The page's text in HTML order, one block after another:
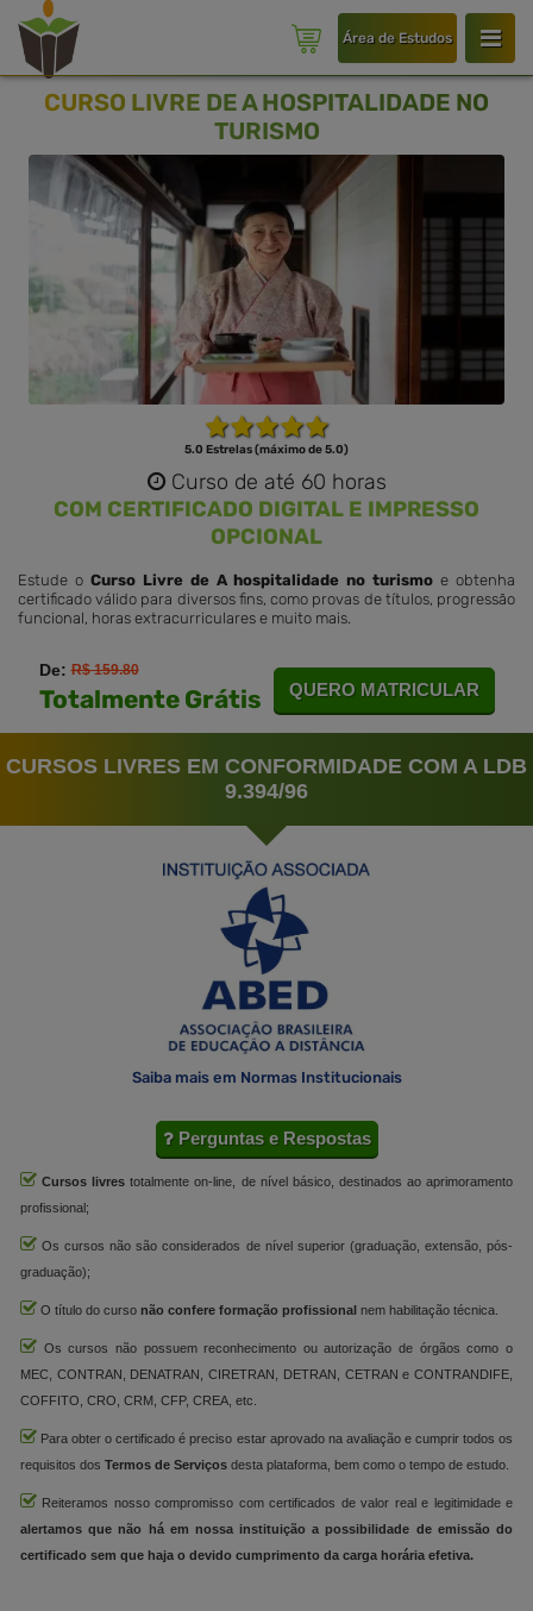
Área de Estudos
CURSO LIVRE DE A HOSPITALIDADE NO
TURISMO
5.0 Estrelas (máximo de 5.0)
Curso de até 60 horas
COM CERTIFICADO DIGITAL E IMPRESSO
OPCIONAL
Estude o Curso Livre de A hospitalidade no turismo e obtenha
certificado válido para diversos fins, como provas de títulos, progressão
funcional, horas extracurriculares e muito mais.
De:R$ 159.80
Totalmente Grátis QUERO MATRICULAR
CURSOS LIVRES EM CONFORMIDADE COM A LDB
9.394/96
Saiba mais em Normas Institucionais
Perguntas e Respostas
Cursos livres totalmente on-line, de nível básico, destinados ao aprimoramento
profissional;
Os cursos não são considerados de nível superior (graduação, extensão, pós-
graduação);
O título do curso não confere formação profissional nem habilitação técnica.
Os cursos não possuem reconhecimento ou autorização de órgãos como o
MEC, CONTRAN, DENATRAN, CIRETRAN, DETRAN, CETRAN e CONTRANDIFE,
COFFITO, CRO, CRM, CFP, CREA, etc.
Para obter o certificado é preciso estar aprovado na avaliação e cumprir todos os
requisitos dos Termos de Serviços desta plataforma, bem como o tempo de estudo.
Reiteramos nosso compromisso com certificados de valor real e legitimidade e
alertamos que não há em nossa instituição a possibilidade de emissão do
certificado sem que haja o devido cumprimento da carga horária efetiva.